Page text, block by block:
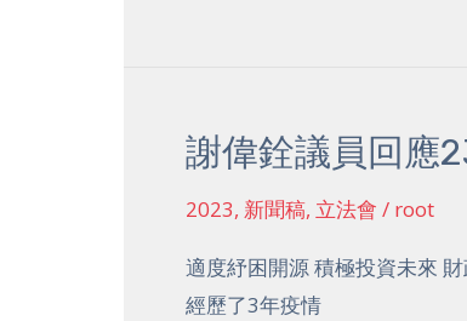
議
謝偉銓議員回應
2023, 新聞稿, 立法會 / root
適度紓困開源 積極投資未來
經歷了3年疫情
謝
銓
議
員